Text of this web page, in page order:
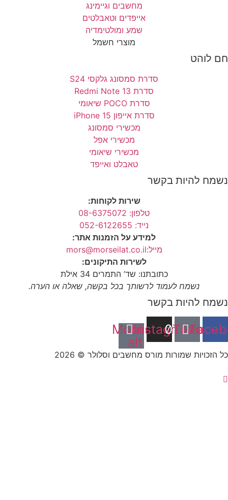
מחשבים וגיימינג
אייפדים וטאבלטים
שמע ומולטימדיה
מוצרי חשמל
סדרת סמסונג גלקסי S24
סדרת Redmi Note 13
סדרת POCO שיאומי
סדרת אייפון 15 iPhone
מכשירי סמסונג
מכשירי אפל
מכשירי שיאומי
טאבלט ואייפד
להיות בקשר
שירות לקוחות:
טלפון: 08-6375072
נייד: 052-6122655
למידע על הזמנות אתר:
מייל:mors@morseilat.co.il
לשירות התיקונים:
כתובתנו: שד’ התמרים 34 אילת
נשמח לעמוד לרשותך בכל בקשה, שאלה או הערה.
להיות בקשר
Tiktok
Instagram
Mobile-
alt
שמורות מורס מחשבים וסלולר © 2026